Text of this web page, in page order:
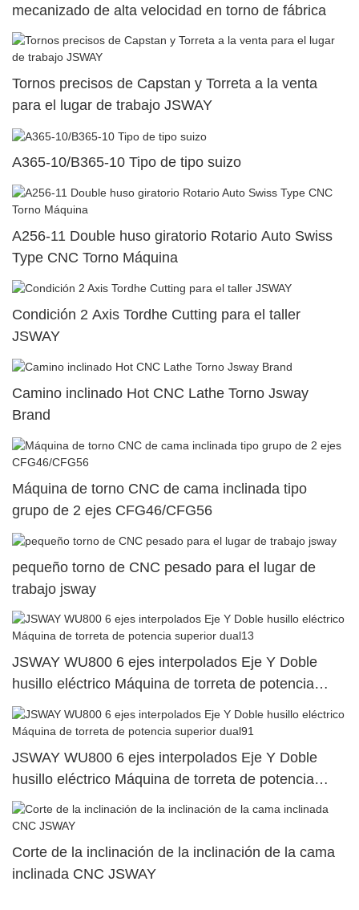
mecanizado de alta velocidad en torno de fábrica
Tornos precisos de Capstan y Torreta a la venta
para el lugar de trabajo JSWAY
A365-10/B365-10 Tipo de tipo suizo
A256-11 Double huso giratorio Rotario Auto Swiss
Type CNC Torno Máquina
Condición 2 Axis Tordhe Cutting para el taller
JSWAY
Camino inclinado Hot CNC Lathe Torno Jsway
Brand
Máquina de torno CNC de cama inclinada tipo
grupo de 2 ejes CFG46/CFG56
pequeño torno de CNC pesado para el lugar de
trabajo jsway
JSWAY WU800 6 ejes interpolados Eje Y Doble
husillo eléctrico Máquina de torreta de potencia
superior dual13
JSWAY WU800 6 ejes interpolados Eje Y Doble
husillo eléctrico Máquina de torreta de potencia
superior dual91
Corte de la inclinación de la inclinación de la cama
inclinada CNC JSWAY